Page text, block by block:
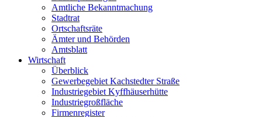
Amtliche Bekanntmachung
Stadtrat
Ortschaftsräte
Ämter und Behörden
Amtsblatt
Wirtschaft
Überblick
Gewerbegebiet Kachstedter Straße
Industriegebiet Kyffhäuserhütte
Industriegroßfläche
Firmenregister